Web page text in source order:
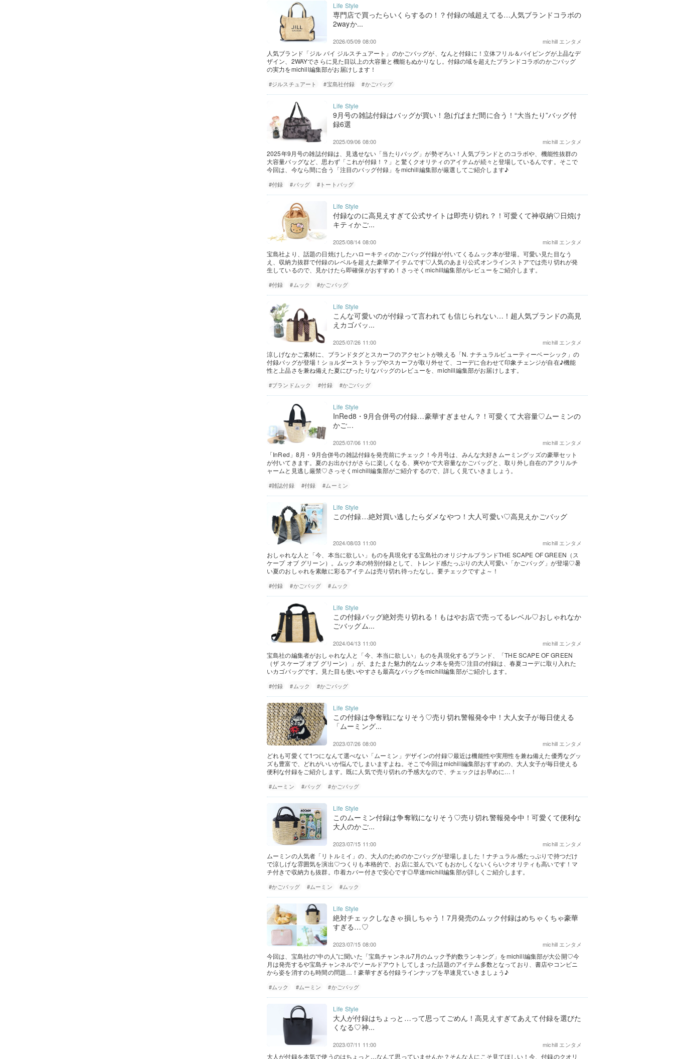
専門店で買ったらいくらするの！？付録の域超えてる…人気ブランドコラボの
2wayか...
michill エンタメ
2026/05/09 08:00
人気ブランド「ジル バイ ジルスチュアート」のかごバッグが、なんと付録に！立体フリル＆パイピングが上品なデ
ザイン、2WAYでさらに見た目以上の大容量と機能もぬかりなし。付録の域を超えたブランドコラボのかごバッグ
の実力をmichill編集部がお届けします！
#ジルスチュアート #宝島社付録 #かごバッグ
9月号の雑誌付録はバッグが買い！急げばまだ間に合う！“大当たり”バッグ付
録6選
michill エンタメ
2025/09/06 08:00
2025年9月号の雑誌付録は、見逃せない「当たりバッグ」が勢ぞろい！人気ブランドとのコラボや、機能性抜群の
大容量バッグなど、思わず「これが付録！？」と驚くクオリティのアイテムが続々と登場しているんです。そこで
今回は、今なら間に合う「注目のバッグ付録」をmichill編集部が厳選してご紹介します♪
#付録 #バッグ #トートバッグ
付録なのに高見えすぎて公式サイトは即売り切れ？！可愛くて神収納♡日焼け
キティかご...
michill エンタメ
2025/08/14 08:00
宝島社より、話題の日焼けしたハローキティのかごバッグ付録が付いてくるムック本が登場。可愛い見た目なう
え、収納力抜群で付録のレベルを超えた豪華アイテムです♡人気のあまり公式オンラインストアでは売り切れが発
生しているので、見かけたら即確保がおすすめ！さっそくmichill編集部がレビューをご紹介します。
#付録 #ムック #かごバッグ
こんな可愛いのが付録って言われても信じられない…！超人気ブランドの高見
えカゴバッ...
michill エンタメ
2025/07/26 11:00
涼しげなかご素材に、ブランドタグとスカーフのアクセントが映える「N. ナチュラルビューティーベーシック」の
付録バッグが登場！ショルダーストラップやスカーフが取り外せて、コーデに合わせて印象チェンジが自在♪機能
性と上品さを兼ね備えた夏にぴったりなバッグのレビューを、michill編集部がお届けします。
#ブランドムック #付録 #かごバッグ
InRed8・9月合併号の付録…豪華すぎません？！可愛くて大容量♡ムーミンの
かご...
michill エンタメ
2025/07/06 11:00
「InRed」8月・9月合併号の雑誌付録を発売前にチェック！今月号は、みんな大好きムーミングッズの豪華セット
が付いてきます。夏のお出かけがさらに楽しくなる、爽やかで大容量なかごバッグと、取り外し自在のアクリルチ
ャームと見逃し厳禁♡さっそくmichill編集部がご紹介するので、詳しく見ていきましょう。
#雑誌付録 #付録 #ムーミン
この付録…絶対買い逃したらダメなやつ！大人可愛い♡高見えかごバッグ
michill エンタメ
2024/08/03 11:00
おしゃれな人と「今、本当に欲しい」ものを具現化する宝島社のオリジナルブランドTHE SCAPE OF GREEN（ス
ケープ オブ グリーン）。ムック本の特別付録として、トレンド感たっぷりの大人可愛い「かごバッグ」が登場♡暑
い夏のおしゃれを素敵に彩るアイテムは売り切れ待ったなし。要チェックですよ～！
#付録 #かごバッグ #ムック
この付録バッグ絶対売り切れる！もはやお店で売ってるレベル♡おしゃれなか
ごバッグム...
michill エンタメ
2024/04/13 11:00
宝島社の編集者がおしゃれな人と「今、本当に欲しい」ものを具現化するブランド、「THE SCAPE OF GREEN
（ザ スケープ オブ グリーン）」が、またまた魅力的なムック本を発売♡注目の付録は、春夏コーデに取り入れた
いカゴバッグです。見た目も使いやすさも最高なバッグをmichill編集部がご紹介します。
#付録 #ムック #かごバッグ
この付録は争奪戦になりそう♡売り切れ警報発令中！大人女子が毎日使える
「ムーミング...
michill エンタメ
2023/07/26 08:00
どれも可愛くて1つになんて選べない「ムーミン」デザインの付録♡最近は機能性や実用性を兼ね備えた優秀なグッ
ズも豊富で、どれがいいか悩んでしまいますよね。そこで今回はmichill編集部おすすめの、大人女子が毎日使える
便利な付録をご紹介します。既に人気で売り切れの予感大なので、チェックはお早めに…！
#ムーミン #バッグ #かごバッグ
このムーミン付録は争奪戦になりそう♡売り切れ警報発令中！可愛くて便利な
大人のかご...
michill エンタメ
2023/07/15 11:00
ムーミンの人気者「リトルミイ」の、大人のためのかごバッグが登場しました！ナチュラル感たっぷりで持つだけ
で涼しげな雰囲気を演出♡つくりも本格的で、お店に並んでいてもおかしくないくらいクオリティも高いです！マ
チ付きで収納力も抜群。巾着カバー付きで安心です◎早速michill編集部が詳しくご紹介します。
#かごバッグ #ムーミン #ムック
絶対チェックしなきゃ損しちゃう！7月発売のムック付録はめちゃくちゃ豪華
すぎる…♡
michill エンタメ
2023/07/15 08:00
今回は、宝島社の“中の人”に聞いた「宝島チャンネル7月のムック予約数ランキング」をmichill編集部が大公開♡今
月は発売するや宝島チャンネルでソールドアウトしてしまった話題のアイテム多数となっており、書店やコンビニ
から姿を消すのも時間の問題…！豪華すぎる付録ラインナップを早速見ていきましょう♪
#ムック #ムーミン #かごバッグ
大人が付録はちょっと…って思ってごめん！高見えすぎてあえて付録を選びた
くなる♡神...
michill エンタメ
2023/07/11 11:00
大人が付録を本気で使うのはちょっと…なんて思っていませんか？そんな人にこそ見てほしい！今、付録のクオリ